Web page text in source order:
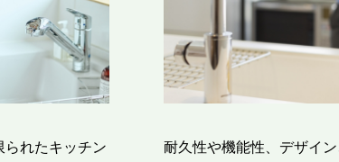
られたキッチン 耐久性や機能性、デザイ